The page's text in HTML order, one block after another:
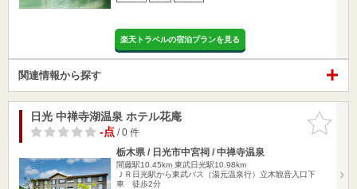
楽天トラベルの宿泊プランを見る
関連情報から探す
お気に入
りに追加
日光 中禅寺湖温泉 ホテル花庵
-点/ 0 件
栃木県 / 日光市中宮祠 / 中禅寺温泉
間藤駅10.45km 東武日光駅10.98km
ＪＲ日光駅から東武バス（湯元温泉行）立木観音入口下
車 徒歩2分